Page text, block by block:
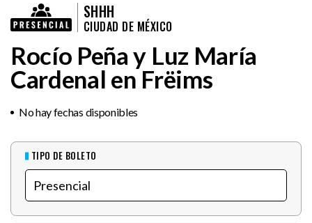
SHHH
CIUDAD DE MÉXICO
Rocío Peña y Luz María
Cardenal en Frëims
No hay fechas disponibles
TIPO DE BOLETO